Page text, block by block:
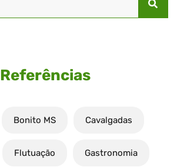
Referências
Bonito MS Cavalgadas
Flutuação Gastronomia